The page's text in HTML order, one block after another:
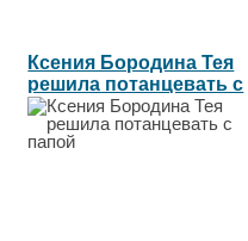
Ксения Бородина Тея
решила потанцевать с
папой...